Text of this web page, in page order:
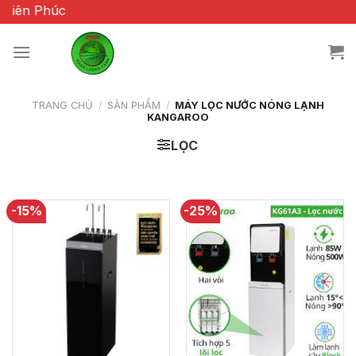
Chuyển
đến
nội
Phúc
TRANG CHỦ / SẢN PHẨM / MÁY LỌC NƯỚC NÓNG LẠNH
KANGAROO
LỌC
-15% -25%